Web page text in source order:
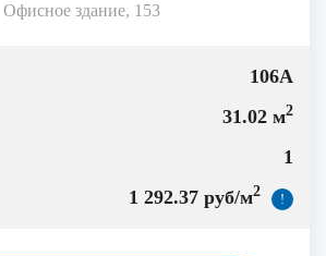
Офисное здание, 153
106А
31.02 м2
1
1 292.37 руб/м2 !